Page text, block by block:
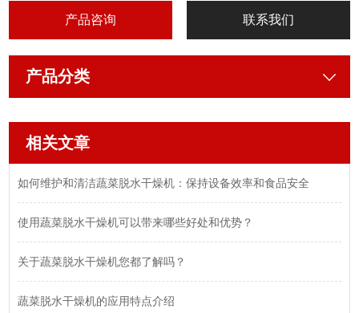
产品咨询 联系我们
产品分类
相关文章
如何维护和清洁蔬菜脱水干燥机：保持设备效率和食品安全
使用蔬菜脱水干燥机可以带来哪些好处和优势？
关于蔬菜脱水干燥机您都了解吗？
蔬菜脱水干燥机的应用特点介绍